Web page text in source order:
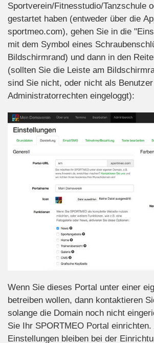
Sportverein/Fitnesstudio/Tanzschule
gestartet haben (entweder über die
sportmeo.com), gehen Sie in die
mit dem Symbol eines
Bildschirmrand) und dann in den
(sollten Sie die Leiste am
sind Sie nicht, oder nicht als
Administratorrechten eingeloggt):
Wenn Sie dieses Portal unter einer
betreiben wollen, dann kontaktieren
solange die Domain noch nicht
Sie Ihr SPORTMEO Portal einrichten.
Einstellungen bleiben bei der